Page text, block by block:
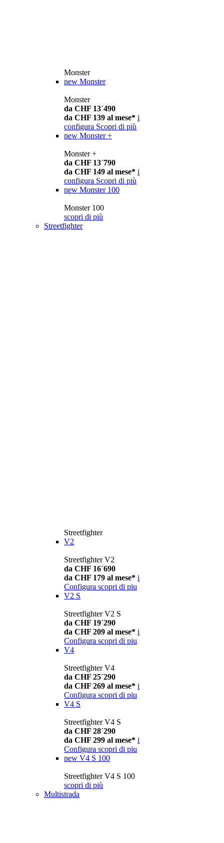
Monster
new Monster
Monster
da CHF 13´490
da CHF 139 al mese* i
configura Scopri di più
new Monster +
Monster +
da CHF 13´790
da CHF 149 al mese* i
configura Scopri di più
new Monster 100
Monster 100
scopri di più
Streetfighter
Streetfighter
V2
Streetfighter V2
da CHF 16´690
da CHF 179 al mese* i
Configura scopri di piu
V2 S
Streetfighter V2 S
da CHF 19´290
da CHF 209 al mese* i
Configura scopri di piu
V4
Streetfighter V4
da CHF 25´290
da CHF 269 al mese* i
Configura scopri di piu
V4 S
Streetfighter V4 S
da CHF 28´290
da CHF 299 al mese* i
Configura scopri di piu
new V4 S 100
Streetfighter V4 S 100
scopri di più
Multistrada